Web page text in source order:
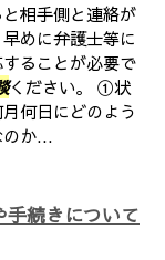
相手側と連絡が
めに弁護士等に
ることが必要で
ください。 ①状
何日にどのよう
のか...
続きについて